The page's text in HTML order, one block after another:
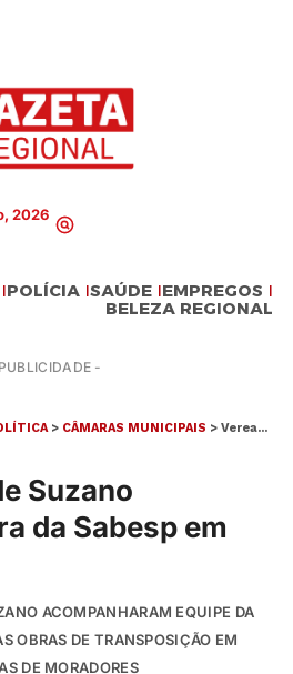
2026
POLÍCIA SAÚDE EMPREGOS
BELEZA REGIONAL
-
> CÂMARAS MUNICIPAIS >Vereadores de Suzano vistoriam obra da Sabesp em Palmeiras
Suzano
da Sabesp em
ACOMPANHARAM EQUIPE DA
OBRAS DE TRANSPOSIÇÃO EM
DE MORADORES